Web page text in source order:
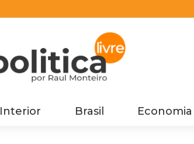
Interior Brasil Economia